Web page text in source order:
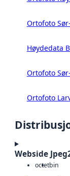
Ortofoto
Høydedata
Ortofoto
Ortofoto
Webside
octetbin